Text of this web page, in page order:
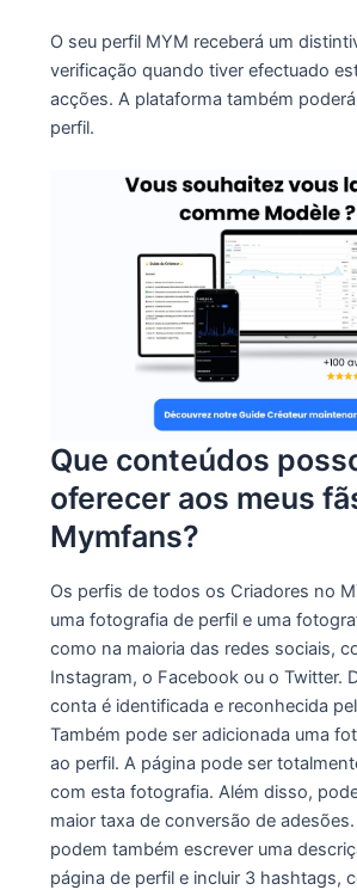
O seu perfil MYM receberá um
verificação quando tiver efectuado
acções. A plataforma também
perfil.
Que conteúdos
oferecer aos meus
Mymfans?
Os perfis de todos os Criadores no
uma fotografia de perfil e uma
como na maioria das redes sociais,
Instagram, o Facebook ou o Twitter.
conta é identificada e reconhecida
Também pode ser adicionada uma
ao perfil. A página pode ser
com esta fotografia. Além disso,
maior taxa de conversão de
podem também escrever uma
página de perfil e incluir 3 hashtags,